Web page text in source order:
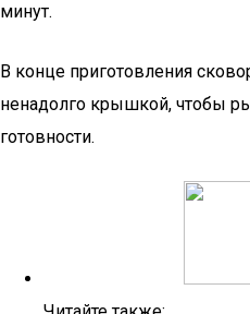
минут.
В конце приготовления
ненадолго крышкой, чтобы
готовности.